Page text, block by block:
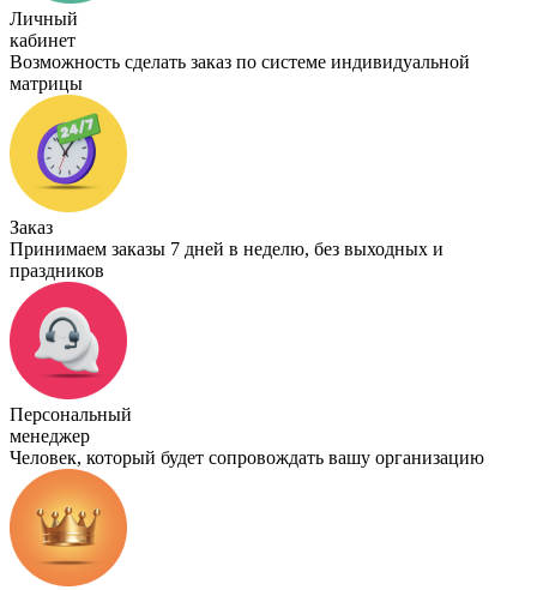
Личный
кабинет
Возможность сделать заказ по системе индивидуальной
матрицы
Заказ
Принимаем заказы 7 дней в неделю, без выходных и
праздников
Персональный
менеджер
Человек, который будет сопровождать вашу организацию